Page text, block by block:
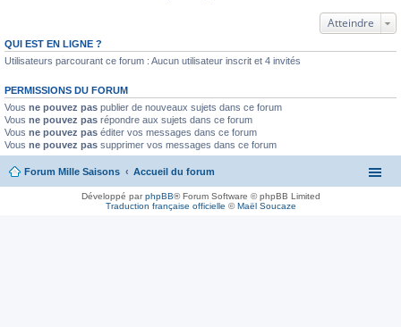
Atteindre
QUI EST EN LIGNE ?
Utilisateurs parcourant ce forum : Aucun utilisateur inscrit et 4 invités
PERMISSIONS DU FORUM
Vous ne pouvez pas publier de nouveaux sujets dans ce forum
Vous ne pouvez pas répondre aux sujets dans ce forum
Vous ne pouvez pas éditer vos messages dans ce forum
Vous ne pouvez pas supprimer vos messages dans ce forum
Forum Mille Saisons Accueil du forum
Développé parphpBB® Forum Software © phpBB Limited
Traduction française officielle ©Maël Soucaze